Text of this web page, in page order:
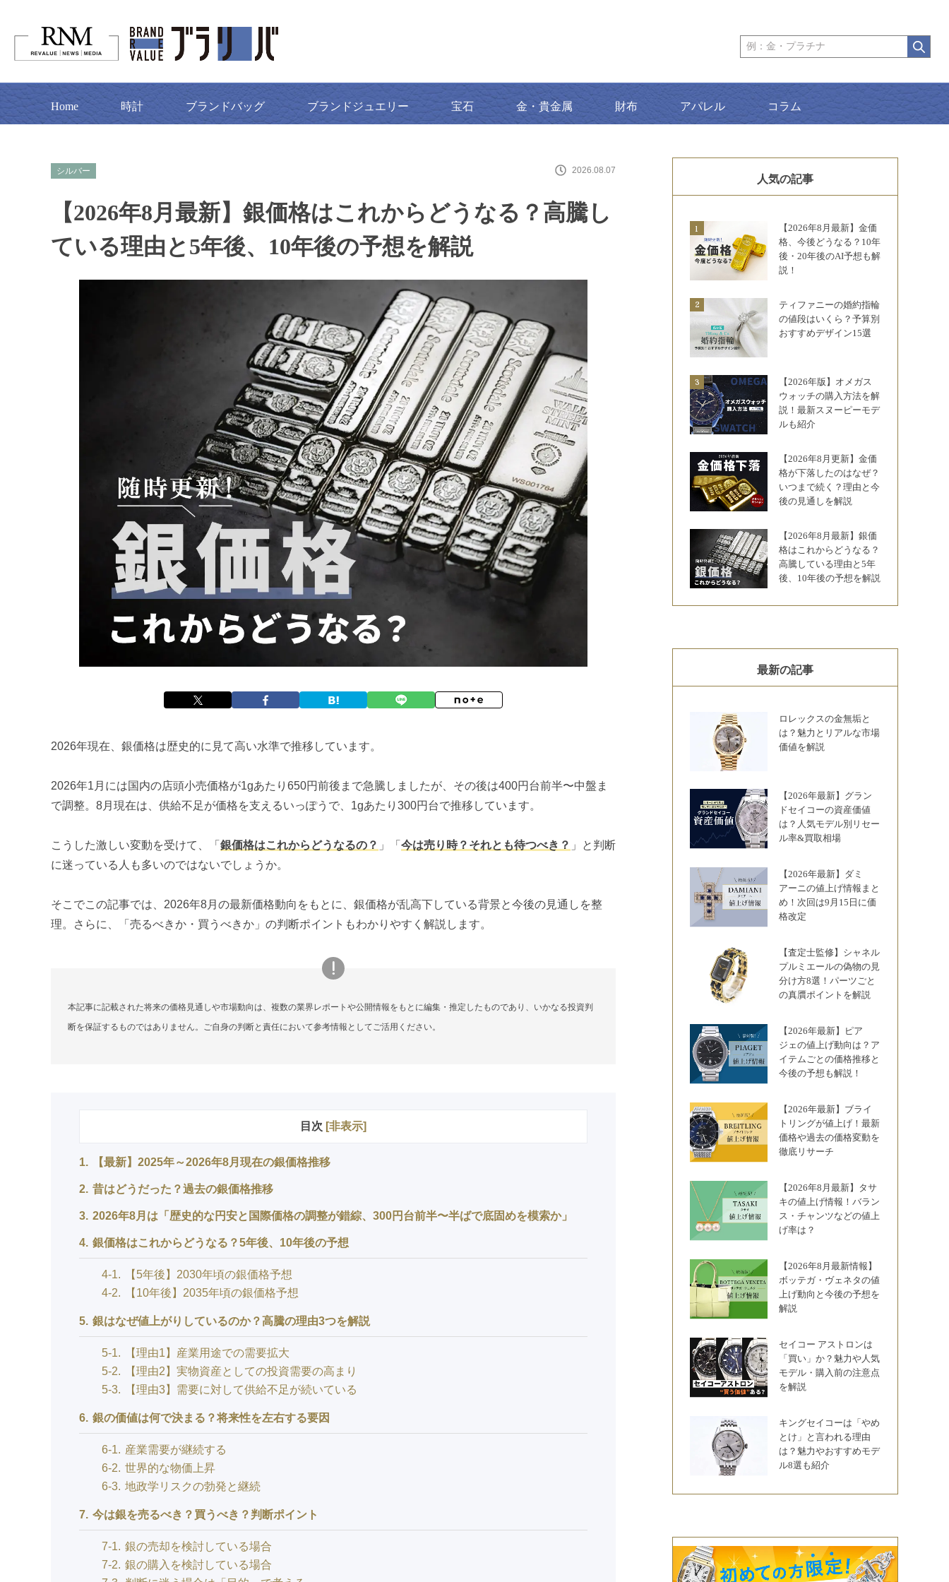
Home 時計 ブランドバッグ ブランドジュエリー 宝石 金・貴金属 財布 アパレル コラム
シルバー 2026.08.07
【2026年8月最新】銀価格はこれからどうなる？高騰し
ている理由と5年後、10年後の予想を解説
2026年現在、銀価格は歴史的に見て高い水準で推移しています。
2026年1月には国内の店頭小売価格が1gあたり650円前後まで急騰しましたが、その後は400円台前半〜中盤ま
で調整。8月現在は、供給不足が価格を支えるいっぽうで、1gあたり300円台で推移しています。
こうした激しい変動を受けて、「 銀価格はこれからどうなるの？ 」「 今は売り時？それとも待つべき？ 」と判断
に迷っている人も多いのではないでしょうか。
そこでこの記事では、2026年8月の最新価格動向をもとに、銀価格が乱高下している背景と今後の見通しを整
理。さらに、「売るべきか・買うべきか」の判断ポイントもわかりやすく解説します。
本記事に記載された将来の価格見通しや市場動向は、複数の業界レポートや公開情報をもとに編集・推定したものであり、いかなる投資判
断を保証するものではありません。ご自身の判断と責任において参考情報としてご活用ください。
目次 [非表示]
1 【最新】2025年～2026年8月現在の銀価格推移
2 昔はどうだった？過去の銀価格推移
3 2026年8月は「歴史的な円安と国際価格の調整が錯綜、300円台前半〜半ばで底固めを模索か」
4 銀価格はこれからどうなる？5年後、10年後の予想
4-1
【5年後】2030年頃の銀価格予想
4-2
【10年後】2035年頃の銀価格予想
5 銀はなぜ値上がりしているのか？高騰の理由3つを解説
5-1
【理由1】産業用途での需要拡大
5-2
【理由2】実物資産としての投資需要の高まり
5-3
【理由3】需要に対して供給不足が続いている
6 銀の価値は何で決まる？将来性を左右する要因
6-1
産業需要が継続する
6-2
世界的な物価上昇
6-3 地政学リスクの勃発と継続
7 今は銀を売るべき？買うべき？判断ポイント
7-1
銀の売却を検討している場合
7-2
銀の購入を検討している場合
人気の記事
【2026年8月最新】金価
格、今後どうなる？10年
後・20年後のAI予想も解
説！
ティファニーの婚約指輪
の値段はいくら？予算別
おすすめデザイン15選
【2026年版】オメガス
ウォッチの購入方法を解
説！最新スヌーピーモデ
ルも紹介
【2026年8月更新】金価
格が下落したのはなぜ？
いつまで続く？理由と今
後の見通しを解説
【2026年8月最新】銀価
格はこれからどうなる？
高騰している理由と5年
後、10年後の予想を解説
最新の記事
ロレックスの金無垢と
は？魅力とリアルな市場
価値を解説
【2026年最新】グラン
ドセイコーの資産価値
は？人気モデル別リセー
ル率&買取相場
【2026年最新】ダミ
アーニの値上げ情報まと
め！次回は9月15日に価
格改定
【査定士監修】シャネル
プルミエールの偽物の見
分け方8選！パーツごと
の真贋ポイントを解説
【2026年最新】ピア
ジェの値上げ動向は？ア
イテムごとの価格推移と
今後の予想も解説！
【2026年最新】ブライ
トリングが値上げ！最新
価格や過去の価格変動を
徹底リサーチ
【2026年8月最新】タサ
キの値上げ情報！バラン
ス・チャンツなどの値上
げ率は？
【2026年8月最新情報】
ボッテガ・ヴェネタの値
上げ動向と今後の予想を
解説
セイコー アストロンは
「買い」か？魅力や人気
モデル・購入前の注意点
を解説
キングセイコーは「やめ
とけ」と言われる理由
は？魅力やおすすめモデ
ル8選も紹介